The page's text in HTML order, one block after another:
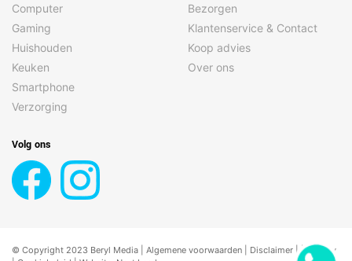
Computer
Gaming
Huishouden
Keuken
Smartphone
Verzorging
Bezorgen
Klantenservice & Contact
Koop advies
Over ons
Volg ons
© Copyright 2023 Beryl Media | Algemene voorwaarden Disclaimer | |Privacy